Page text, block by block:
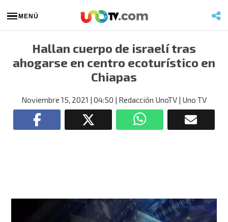
MENÚ
Hallan cuerpo de israelí tras
ahogarse en centro ecoturístico en
Chiapas
Noviembre 15, 2021 | 04:50 | Redacción UnoTV | Uno TV